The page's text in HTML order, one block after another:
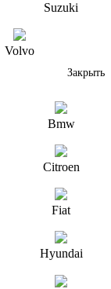
Suzuki
Volvo
Закрыть
Bmw
Citroen
Fiat
Hyundai